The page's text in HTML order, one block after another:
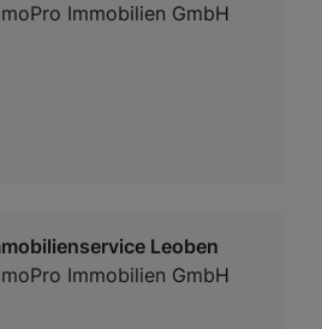
Immobilien GmbH
Leoben
Immobilien GmbH